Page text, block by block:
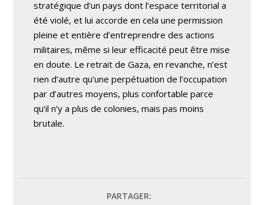
stratégique d’un pays dont l’espace territorial a
été violé, et lui accorde en cela une permission
pleine et entière d’entreprendre des actions
militaires, même si leur efficacité peut être mise
en doute. Le retrait de Gaza, en revanche, n’est
rien d’autre qu’une perpétuation de l’occupation
par d’autres moyens, plus confortable parce
qu’il n’y a plus de colonies, mais pas moins
brutale.
PARTAGER: